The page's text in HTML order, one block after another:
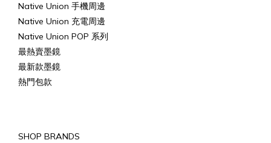
Native Union 手機周邊
Native Union 充電周邊
Native Union POP 系列
最熱賣墨鏡
最新款墨鏡
熱門包款
SHOP BRANDS